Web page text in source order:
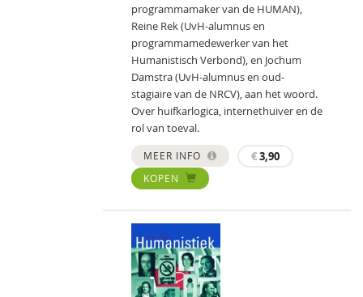
programmamaker van de HUMAN),
Reine Rek (UvH-alumnus en
programmamedewerker van het
Humanistisch Verbond), en Jochum
Damstra (UvH-alumnus en oud-
stagiaire van de NRCV), aan het woord.
Over huifkarlogica, internethuiver en de
rol van toeval.
MEER INFO €3,90
KOPEN